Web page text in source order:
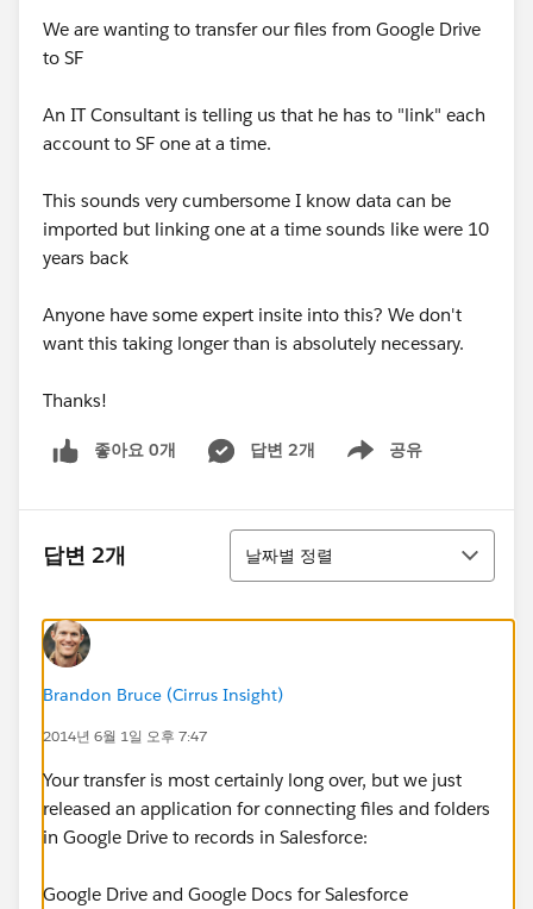
We are wanting to transfer our files from Google Drive
to SF
An IT Consultant is telling us that he has to "link" each
account to SF one at a time.
This sounds very cumbersome I know data can be
imported but linking one at a time sounds like were 10
years back
Anyone have some expert insite into this? We don't
want this taking longer than is absolutely necessary.
Thanks!
좋아요 0개 답변 2개 공유
Show menu
답변 2개
정렬
날짜별 정렬
Brandon Bruce (Cirrus Insight)
2014년 6월 1일 오후 7:47
Your transfer is most certainly long over, but we just
released an application for connecting files and folders
in Google Drive to records in Salesforce:
Google Drive and Google Docs for Salesforce